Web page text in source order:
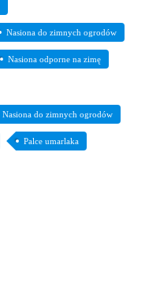
Nasiona do zimnych ogrodów
Nasiona odporne na zimę
Nasiona do zimnych ogrodów
Palce umarlaka